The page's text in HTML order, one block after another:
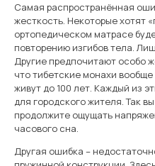
Самая распространённая
жесткость. Некоторые хотят
ортопедическом матрасе
повторению изгибов тела.
Другие предпочитают особо
что тибетские монахи
живут до 100 лет. Каждый из
для городского жителя. Так
продолжите ощущать
часового сна.
Другая ошибка –